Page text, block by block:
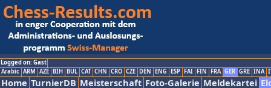
Logged on: Gast
Arabic ARM AZE BIH BUL CAT CHN CRO CZE DEN ENG ESP FAI FIN FRA GER GRE INA
Home TurnierDB Meisterschaft Foto-Galerie Meldekartei